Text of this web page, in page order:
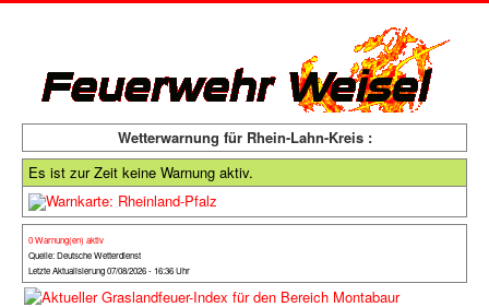
Wetterwarnung für Rhein-Lahn-Kreis :
Es ist zur Zeit keine Warnung aktiv.
0 Warnung(en) aktiv
Quelle: Deutsche Wetterdienst
Letzte Aktualisierung 07/08/2026 - 16:36 Uhr